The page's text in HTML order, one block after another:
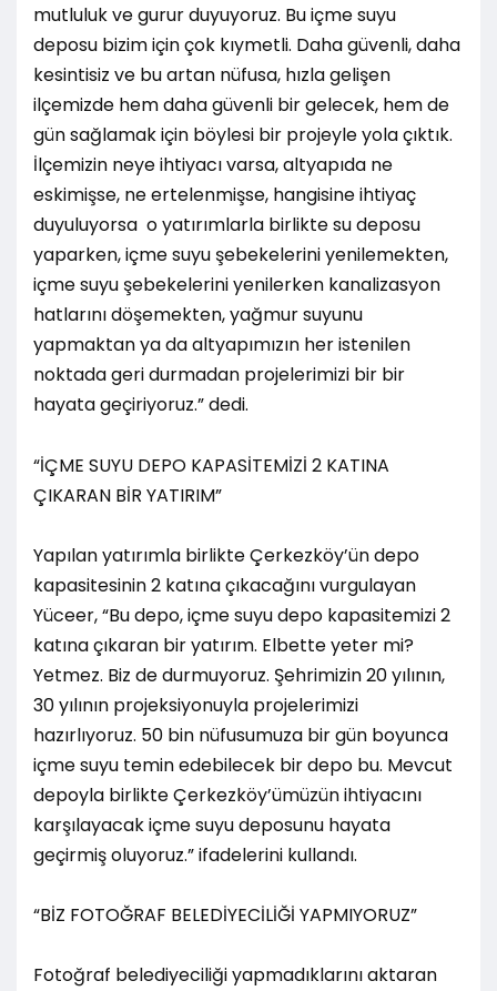
mutluluk ve gurur duyuyoruz. Bu içme suyu
deposu bizim için çok kıymetli. Daha güvenli, daha
kesintisiz ve bu artan nüfusa, hızla gelişen
ilçemizde hem daha güvenli bir gelecek, hem de
gün sağlamak için böylesi bir projeyle yola çıktık.
İlçemizin neye ihtiyacı varsa, altyapıda ne
eskimişse, ne ertelenmişse, hangisine ihtiyaç
duyuluyorsa o yatırımlarla birlikte su deposu
yaparken, içme suyu şebekelerini yenilemekten,
içme suyu şebekelerini yenilerken kanalizasyon
hatlarını döşemekten, yağmur suyunu
yapmaktan ya da altyapımızın her istenilen
noktada geri durmadan projelerimizi bir bir
hayata geçiriyoruz.” dedi.
“İÇME SUYU DEPO KAPASİTEMİZİ 2 KATINA
ÇIKARAN BİR YATIRIM”
Yapılan yatırımla birlikte Çerkezköy’ün depo
kapasitesinin 2 katına çıkacağını vurgulayan
Yüceer, “Bu depo, içme suyu depo kapasitemizi 2
katına çıkaran bir yatırım. Elbette yeter mi?
Yetmez. Biz de durmuyoruz. Şehrimizin 20 yılının,
30 yılının projeksiyonuyla projelerimizi
hazırlıyoruz. 50 bin nüfusumuza bir gün boyunca
içme suyu temin edebilecek bir depo bu. Mevcut
depoyla birlikte Çerkezköy’ümüzün ihtiyacını
karşılayacak içme suyu deposunu hayata
geçirmiş oluyoruz.” ifadelerini kullandı.
“BİZ FOTOĞRAF BELEDİYECİLİĞİ YAPMIYORUZ”
Fotoğraf belediyeciliği yapmadıklarını aktaran